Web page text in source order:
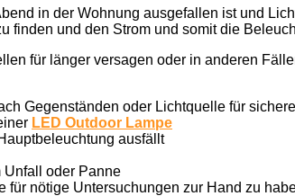
in der Wohnung ausgefallen ist und
und den Strom und somit die
für länger versagen oder in anderen
Gegenständen oder Lichtquelle für
LED Outdoor Lampe
ausfällt
Unfall oder Panne
für nötige Untersuchungen zur Hand zu